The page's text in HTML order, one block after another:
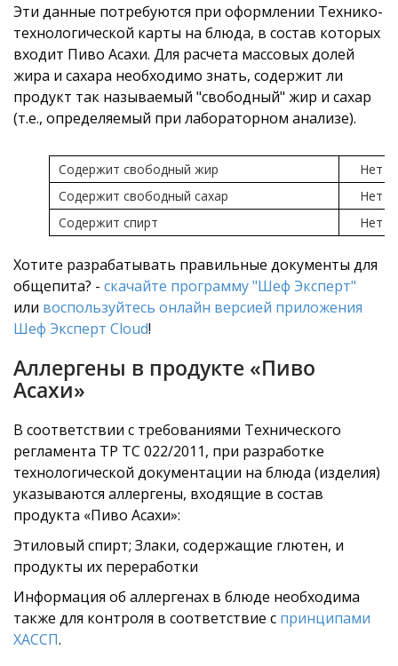
Эти данные потребуются при оформлении Технико-
технологической карты на блюда, в состав которых
входит Пиво Асахи. Для расчета массовых долей
жира и сахара необходимо знать, содержит ли
продукт так называемый "свободный" жир и сахар
(т.е., определяемый при лабораторном анализе).
Содержит свободный жир
Нет
Содержит свободный сахар
Нет
Содержит спирт
Нет
Хотите разрабатывать правильные документы для
общепита? - скачайте программу "Шеф Эксперт"
или воспользуйтесь онлайн версией приложения
Шеф Эксперт Cloud!
Аллергены в продукте «Пиво
Асахи»
В соответствии с требованиями Технического
регламента ТР ТС 022/2011, при разработке
технологической документации на блюда (изделия)
указываются аллергены, входящие в состав
продукта «Пиво Асахи»:
Этиловый спирт; Злаки, содержащие глютен, и
продукты их переработки
Информация об аллергенах в блюде необходима
также для контроля в соответствие с принципами
ХАССП.